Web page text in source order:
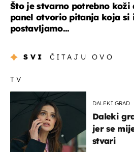
Što je stvarno potrebno koži
panel otvorio pitanja koja si
postavljamo...
SVI ČITAJU OVO
TV
DALEKI GRAD
Daleki
jer se
stvari